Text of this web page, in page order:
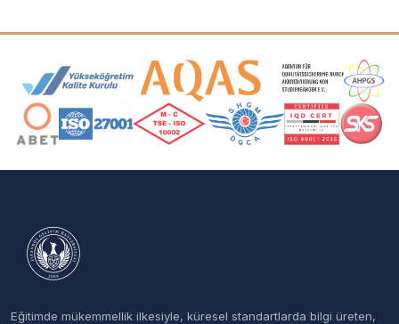
Akreditasyon ve Üyelik Logoları
Eğitimde mükemmellik ilkesiyle, küresel standartlarda bilgi üreten,